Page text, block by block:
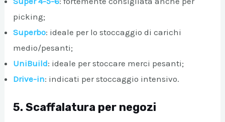
picking;
Superbo: ideale per lo stoccaggio di carichi
medio/pesanti;
UniBuild: ideale per stoccare merci pesanti;
Drive-in: indicati per stoccaggio intensivo.
5. Scaffalatura per negozi